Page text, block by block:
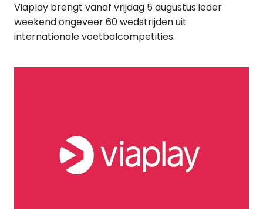
Viaplay brengt vanaf vrijdag 5 augustus ieder
weekend ongeveer 60 wedstrijden uit
internationale voetbalcompetities.